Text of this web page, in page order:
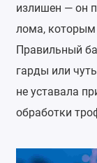
излишен — он
лома, которым
Правильный
гарды или
не уставала
обработки